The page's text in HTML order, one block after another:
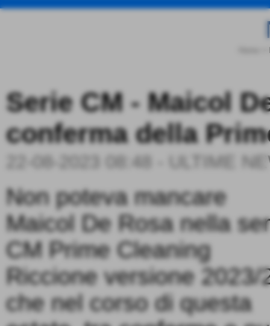
Serie CM - Maicol
conferma della
22-08-2023 08:48 ULTIME
Non poteva mancare
Maicol De Rosa nella
CM Prime Cleaning
Riccione versione 2023/
che nel corso di questa